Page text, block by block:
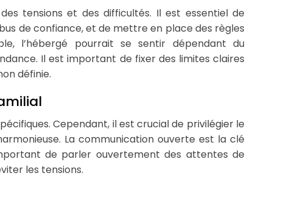
tensions et des difficultés. Il est essentiel de
de confiance, et de mettre en place des règles
l’hébergé pourrait se sentir dépendant du
Il est important de fixer des limites claires
définie.
Cependant, il est crucial de privilégier le
La communication ouverte est la clé
de parler ouvertement des attentes de
les tensions.